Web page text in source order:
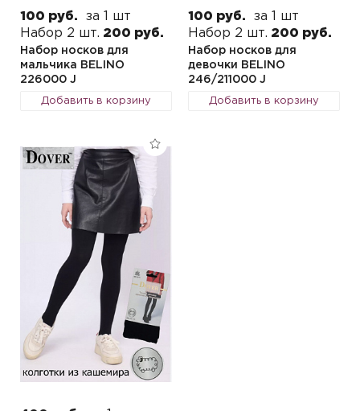
100 руб.
за 1 шт
Набор 2 шт. 200 руб.
Набор носков для
мальчика BELINO
226000 J
Добавить в корзину
100 руб.
за 1 шт
Набор 2 шт. 200 руб.
Набор носков для
девочки BELINO
246/211000 J
Добавить в корзину